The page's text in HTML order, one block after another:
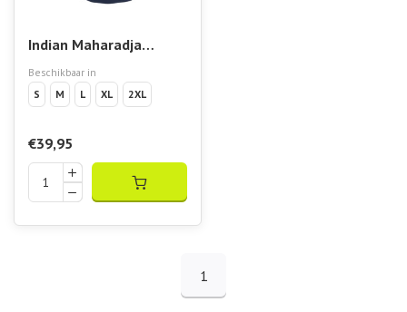
Indian Maharadja
Women Breeze Round
Neck Tee Night Blue
Beschikbaar in
S
M L XL 2XL
€39,95
1